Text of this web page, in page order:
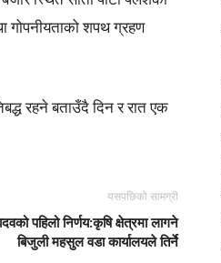
गोपनीयताको शपथ ग्रहण
रहने बताउँदै दिन र रात एक
यसपछिको सामग्री
पहिलो निर्णय:कृषि क्षेत्रमा लागने
बिजुली महसुल वडा कार्यालयले तिर्ने